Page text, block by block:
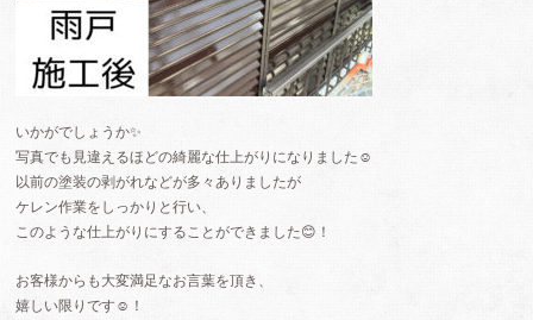
いかがでしょうか✨️
写真でも見違えるほどの綺麗な仕上がりになりました☺️
以前の塗装の剥がれなどが多々ありましたが
ケレン作業をしっかりと行い、
このような仕上がりにすることができました😊！
お客様からも大変満足なお言葉を頂き、
嬉しい限りです☺️！